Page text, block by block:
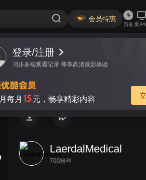
会员特惠
历史 客户
登录/注册
同步多端观看记录 尊享高清观影体验
月每月 15元，畅享精彩内容
视频 讨论
Does Simulation Work?
LaerdalMedical
700粉丝